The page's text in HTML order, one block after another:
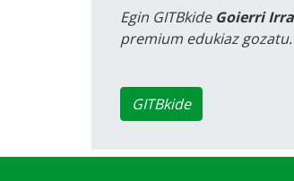
Egin GITBkide Goierri
premium edukiaz gozatu.
GITBkide